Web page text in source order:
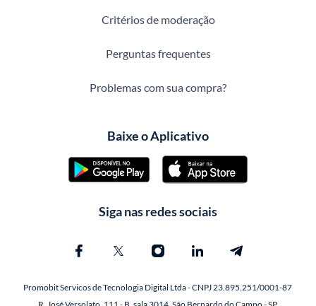
Critérios de moderação
Perguntas frequentes
Problemas com sua compra?
Baixe o Aplicativo
Siga nas redes sociais
Promobit Servicos de Tecnologia Digital Ltda - CNPJ 23.895.251/0001-87